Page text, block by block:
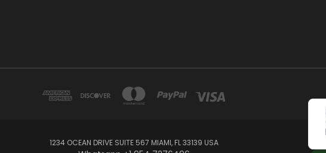
1234 OCEAN DRIVE SUITE 567 MIAMI, FL 33139 USA